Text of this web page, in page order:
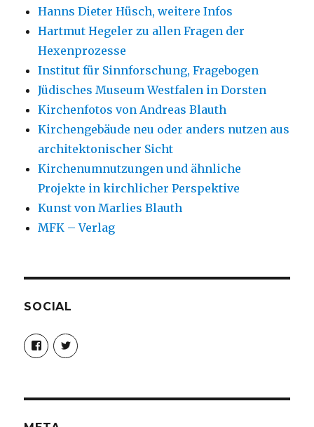
Hanns Dieter Hüsch, weitere Infos
Hartmut Hegeler zu allen Fragen der
Hexenprozesse
Institut für Sinnforschung, Fragebogen
Jüdisches Museum Westfalen in Dorsten
Kirchenfotos von Andreas Blauth
Kirchengebäude neu oder anders nutzen aus
architektonischer Sicht
Kirchenumnutzungen und ähnliche
Projekte in kirchlicher Perspektive
Kunst von Marlies Blauth
MFK – Verlag
SOCIAL
Profil
von
christoph.fleischer1
anzeigen
Profil
von
anzeigen